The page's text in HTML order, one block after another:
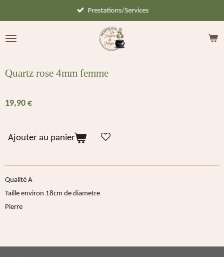
contenu
Prestations/Services
Quartz rose 4mm femme
19,90 €
Ajouter au panier
Qualité A
Taille environ 18cm de diametre
Pierre